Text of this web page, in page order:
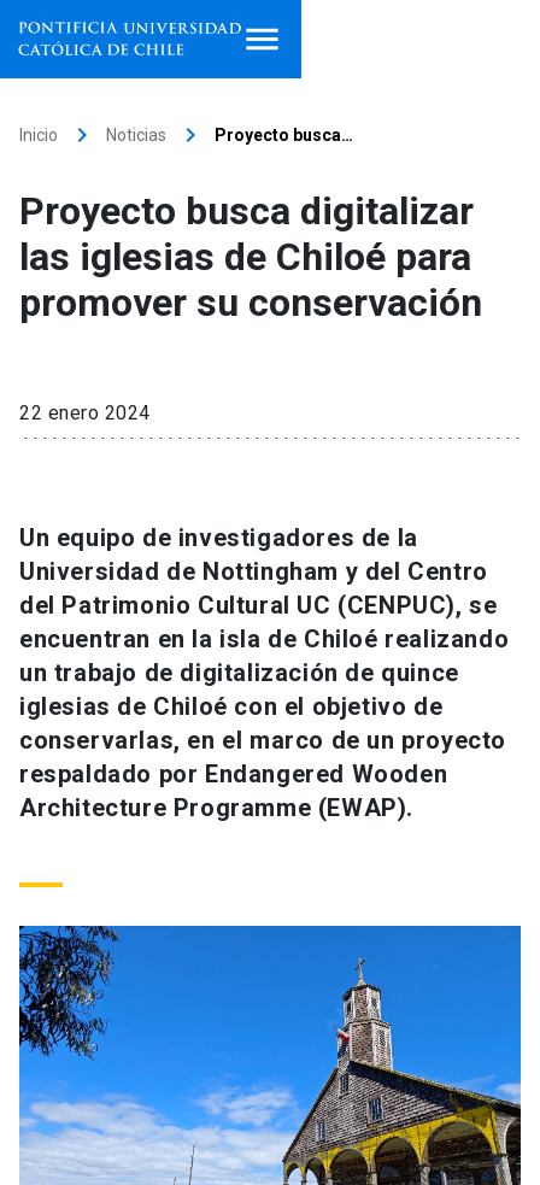
Facultades, escuelas e
institutos
Investigación
Extensión
Universidad
Información para keyboard_arrow_down
Futuros estudiantes
Estudiantes
Académicos
Padres y familia
Vecinos
Go to english site launch
ACCESOS DIRECTOS
Admisión launch
Correo UC
Mi Portal UC
Medios
Donaciones
Inicio keyboard_arrow_right Noticias keyboard_arrow_right Proyecto busca…
Proyecto busca digitalizar
las iglesias de Chiloé para
promover su conservación
22 enero 2024
Un equipo de investigadores de la
Universidad de Nottingham y del Centro
del Patrimonio Cultural UC (CENPUC), se
encuentran en la isla de Chiloé realizando
un trabajo de digitalización de quince
iglesias de Chiloé con el objetivo de
conservarlas, en el marco de un proyecto
respaldado por Endangered Wooden
Architecture Programme (EWAP).